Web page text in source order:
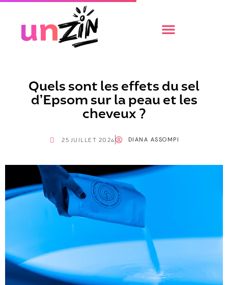
Quels sont les effets du sel
d’Epsom sur la peau et les
cheveux ?
25 JUILLET 2024 DIANA ASSOMPI